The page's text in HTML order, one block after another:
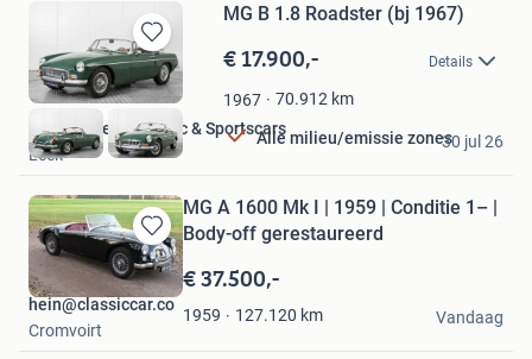
Bewaren
in
Mijn
Favorieten
MG B 1.8 Roadster (bj 1967)
€ 17.900,- Details
1967 70.912 km
Alle milieu/emissie zones
Hofman Leek Classic & Sportscars
Leek
30 jul 26
Bewaren
in
Mijn
Favorieten
MG A 1600 Mk I | 1959 | Conditie 1– |
Body-off gerestaureerd
€ 37.500,-
1959 127.120 km
hein@classiccar.co
Cromvoirt
Vandaag